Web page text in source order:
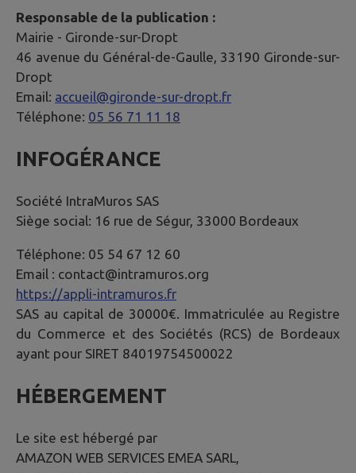
Responsable de la publication :
Mairie - Gironde-sur-Dropt
46 avenue du Général-de-Gaulle, 33190 Gironde-sur-
Dropt
Email: accueil@gironde-sur-dropt.fr
Téléphone: 05 56 71 11 18
INFOGÉRANCE
Société IntraMuros SAS
Siège social: 16 rue de Ségur, 33000 Bordeaux
Téléphone: 05 54 67 12 60
Email : contact@intramuros.org
https://appli-intramuros.fr
SAS au capital de 30000€. Immatriculée au Registre
du Commerce et des Sociétés (RCS) de Bordeaux
ayant pour SIRET 84019754500022
HÉBERGEMENT
Le site est hébergé par
AMAZON WEB SERVICES EMEA SARL,